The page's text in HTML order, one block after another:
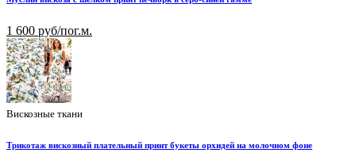
1 600 руб/пог.м.
Вискозные ткани
Трикотаж вискозный плательный принт букеты орхидей на молочном фоне